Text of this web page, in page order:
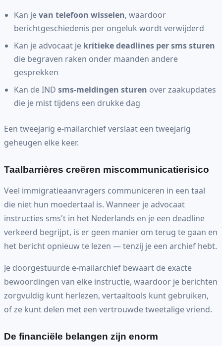
Kan jevan telefoon wisselen, waardoor
berichtgeschiedenis per ongeluk wordt verwijderd
Kan je advocaat je kritieke deadlines per sms sturen
die begraven raken onder maanden andere
gesprekken
Kan de IND sms-meldingen sturen over zaakupdates
die je mist tijdens een drukke dag
Een tweejarig e-mailarchief verslaat een tweejarig
geheugen elke keer.
Taalbarrières creëren miscommunicatierisico
Veel immigratieaanvragers communiceren in een taal
die niet hun moedertaal is. Wanneer je advocaat
instructies sms't in het Nederlands en je een deadline
verkeerd begrijpt, is er geen manier om terug te gaan en
het bericht opnieuw te lezen — tenzij je een archief hebt.
Je doorgestuurde e-mailarchief bewaart de exacte
bewoordingen van elke instructie, waardoor je berichten
zorgvuldig kunt herlezen, vertaaltools kunt gebruiken,
of ze kunt delen met een vertrouwde tweetalige vriend.
De financiële belangen zijn enorm